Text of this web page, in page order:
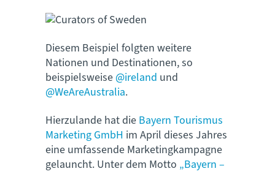
Diesem Beispiel folgten weitere
Nationen und Destinationen, so
beispielsweise @ireland und
@WeAreAustralia.
Hierzulande hat die Bayern Tourismus
Marketing GmbH im April dieses Jahres
eine umfassende Marketingkampagne
gelauncht. Unter dem Motto „Bayern –